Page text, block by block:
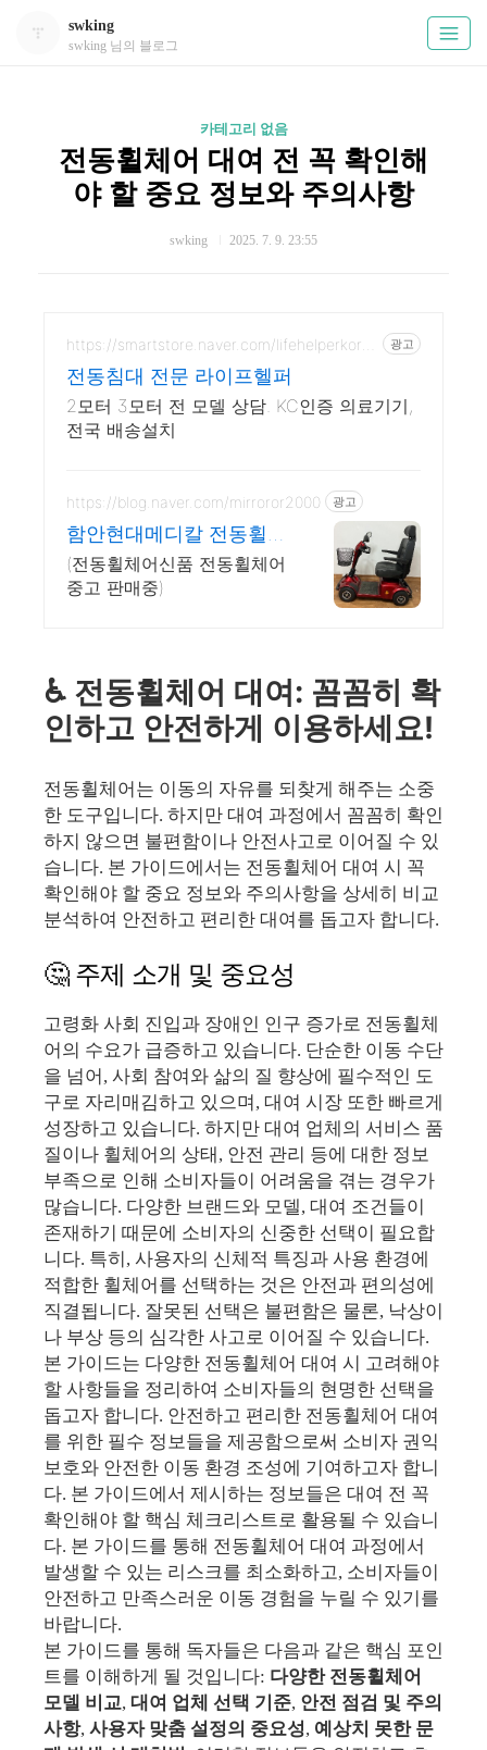
swking
swking 님의 블로그
카테고리 없음
전동휠체어 대여 전 꼭 확인해
야 할 중요 정보와 주의사항
swking 2025. 7. 9. 23:55
https://smartstore.naver.com/lifehelperkore
광고
전동침대 전문 라이프헬퍼
2모터 3모터 전 모델 상담. KC인증 의료기기,
전국 배송설치
https://blog.naver.com/mirroror2000 광고
함안현대메디칼 전동휠체
어판매
(전동휠체어신품 전동휠체어
중고 판매중)
♿️ 전동휠체어 대여: 꼼꼼히 확
인하고 안전하게 이용하세요!
전동휠체어는 이동의 자유를 되찾게 해주는 소중
한 도구입니다. 하지만 대여 과정에서 꼼꼼히 확인
하지 않으면 불편함이나 안전사고로 이어질 수 있
습니다. 본 가이드에서는 전동휠체어 대여 시 꼭
확인해야 할 중요 정보와 주의사항을 상세히 비교
분석하여 안전하고 편리한 대여를 돕고자 합니다.
🤔 주제 소개 및 중요성
고령화 사회 진입과 장애인 인구 증가로 전동휠체
어의 수요가 급증하고 있습니다. 단순한 이동 수단
을 넘어, 사회 참여와 삶의 질 향상에 필수적인 도
구로 자리매김하고 있으며, 대여 시장 또한 빠르게
성장하고 있습니다. 하지만 대여 업체의 서비스 품
질이나 휠체어의 상태, 안전 관리 등에 대한 정보
부족으로 인해 소비자들이 어려움을 겪는 경우가
많습니다. 다양한 브랜드와 모델, 대여 조건들이
존재하기 때문에 소비자의 신중한 선택이 필요합
니다. 특히, 사용자의 신체적 특징과 사용 환경에
적합한 휠체어를 선택하는 것은 안전과 편의성에
직결됩니다. 잘못된 선택은 불편함은 물론, 낙상이
나 부상 등의 심각한 사고로 이어질 수 있습니다.
본 가이드는 다양한 전동휠체어 대여 시 고려해야
할 사항들을 정리하여 소비자들의 현명한 선택을
돕고자 합니다. 안전하고 편리한 전동휠체어 대여
를 위한 필수 정보들을 제공함으로써 소비자 권익
보호와 안전한 이동 환경 조성에 기여하고자 합니
다. 본 가이드에서 제시하는 정보들은 대여 전 꼭
확인해야 할 핵심 체크리스트로 활용될 수 있습니
다. 본 가이드를 통해 전동휠체어 대여 과정에서
발생할 수 있는 리스크를 최소화하고, 소비자들이
안전하고 만족스러운 이동 경험을 누릴 수 있기를
바랍니다.
본 가이드를 통해 독자들은 다음과 같은 핵심 포인
트를 이해하게 될 것입니다: 다양한 전동휠체어
모델 비교, 대여 업체 선택 기준, 안전 점검 및 주의
사항, 사용자 맞춤 설정의 중요성, 예상치 못한 문